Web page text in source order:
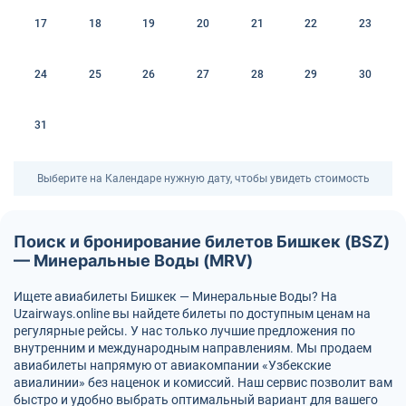
17 18 19 20 21 22 23
24 25 26 27 28 29 30
31
Выберите на Календаре нужную дату, чтобы увидеть стоимость
Поиск и бронирование билетов Бишкек (BSZ)
— Минеральные Воды (MRV)
Ищете авиабилеты Бишкек — Минеральные Воды? На
Uzairways.online вы найдете билеты по доступным ценам на
регулярные рейсы. У нас только лучшие предложения по
внутренним и международным направлениям. Мы продаем
авиабилеты напрямую от авиакомпании «Узбекские
авиалинии» без наценок и комиссий. Наш сервис позволит вам
быстро и удобно выбрать оптимальный вариант для вашего